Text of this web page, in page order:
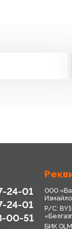
24-01
24-01
00-51
ООО
Р/С:
БИК